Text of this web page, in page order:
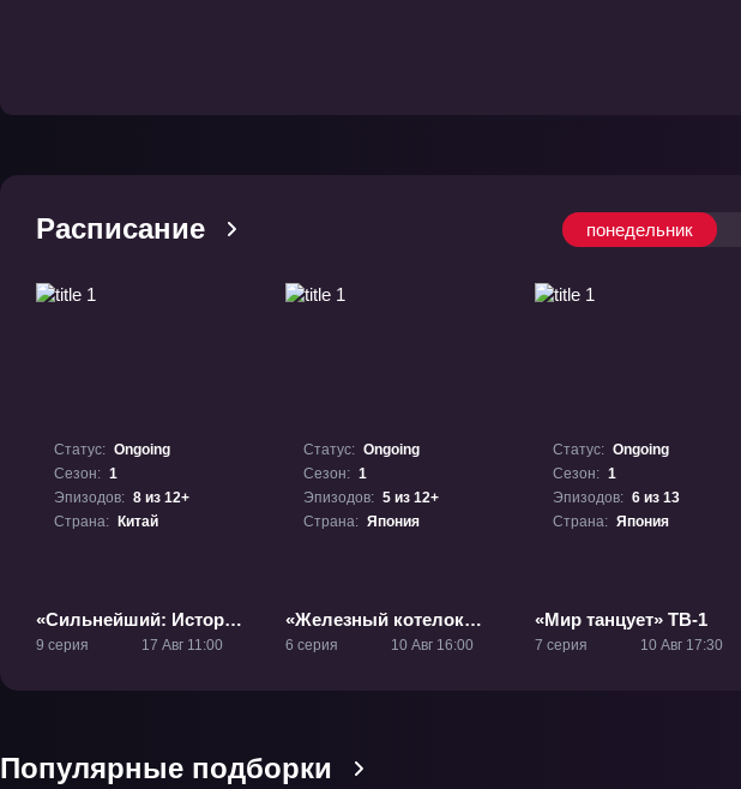
Расписание понедельник
Статус: Ongoing
Сезон: 1
Эпизодов: 8 из 12+
Страна:
Китай
«Сильнейший: История
Юньсяо Ли» ТВ-1
9 серия 17 Авг 11:00
Статус: Ongoing
Сезон: 1
Эпизодов: 5 из 12+
Страна: Япония
«Железный котелок
Жана!» ТВ-1
6 серия 10 Авг 16:00
Статус: Ongoing
Сезон: 1
Эпизодов: 6 из 13
Страна: Япония
«Мир танцует» ТВ-1
7 серия 10 Авг 17:30
Популярные подборки